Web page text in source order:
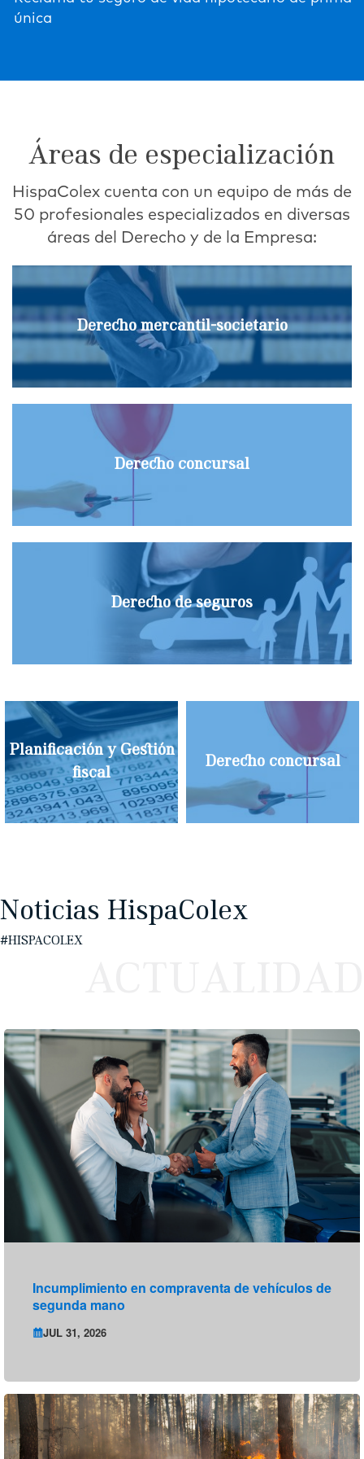
Áreas de especialización
HispaColex cuenta con un equipo de más de
50 profesionales especializados en diversas
áreas del Derecho y de la Empresa:
Derecho mercantil-societario
Derecho concursal
Derecho de seguros
y Gestión
fiscal
Noticias HispaColex
#HISPACOLEX
Incumplimiento en compraventa de vehículos de
segunda mano
JUL 31, 2026